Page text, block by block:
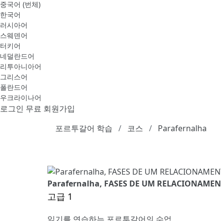
중국어 (번체)
한국어
러시아어
스웨덴어
터키어
네덜란드어
리투아니아어
그리스어
폴란드어
우크라이나어
로그인 무료 회원가입
포르투갈어 학습
코스 Parafernalha
Parafernalha, FASES DE UM
고급 1